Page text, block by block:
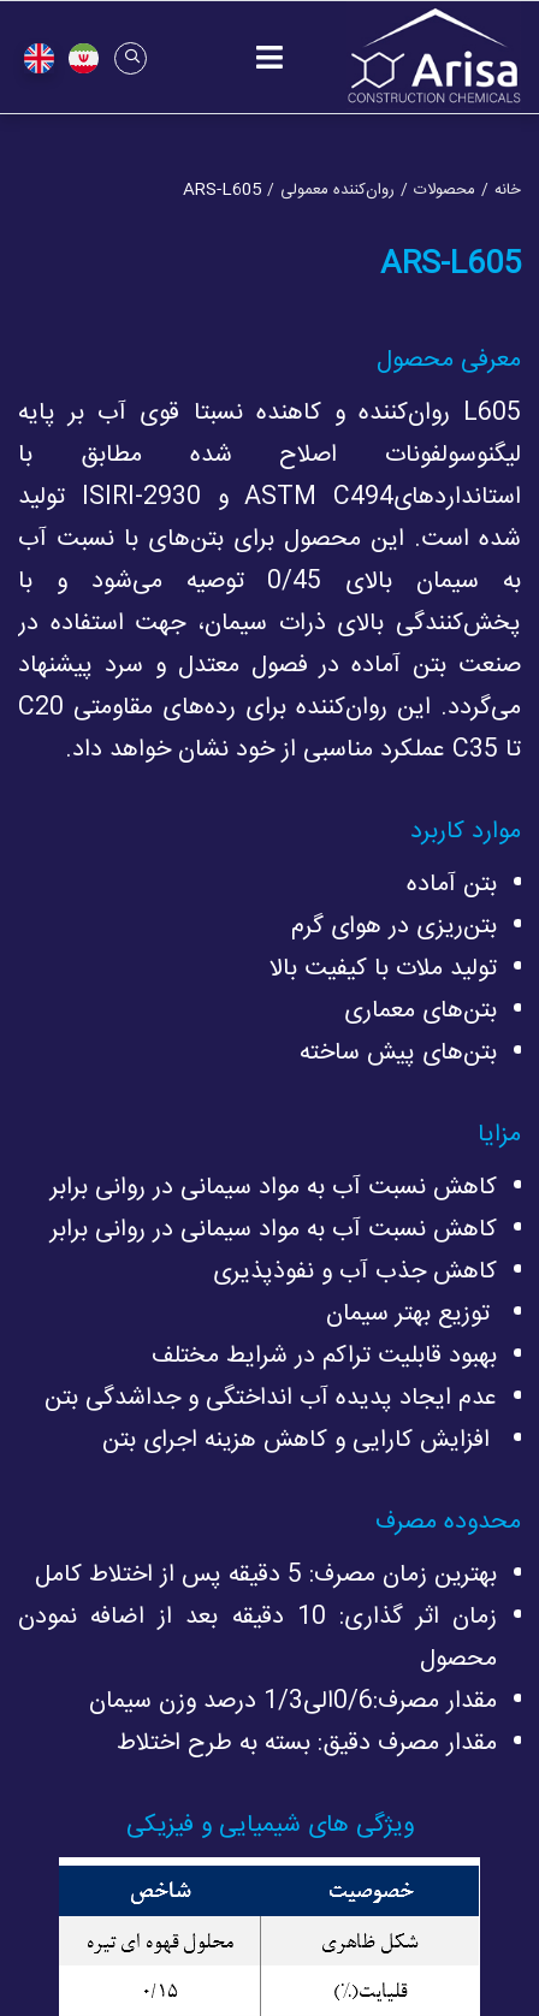
خانه محصولات روان‌کننده معمولی ARS-L605
ARS-L605
معرفى محصول
L605 روان‌کننده و کاهنده نسبتا قوى آب بر پایه
لیگنوسولفونات اصلاح شده مطابق با
استانداردهایASTM C494 و ISIRI-2930 تولید
شده است. این محصول براى بتن‌هاى با نسبت آب
به سیمان بالاى 0/45 توصیه می‌شود و با
پخش‌کنندگى بالاى ذرات سیمان، جهت استفاده در
صنعت بتن آماده در فصول معتدل و سرد پیشنهاد
می‌گردد. این روان‌کننده براى رده‌هاى مقاومتى C20
تا C35 عملکرد مناسبى از خود نشان خواهد داد.
موارد کاربرد
بتن آماده
بتن‌ریزى‌ در هوای گرم
تولید ملات با کیفیت بالا
بتن‌های معماری
بتن‌های پیش ساخته
مزایا
کاهش نسبت آب به مواد سیمانی در روانی برابر
کاهش نسبت آب به مواد سیمانی در روانی برابر
کاهش جذب آب و نفوذپذیری
توزیع بهتر سیمان
بهبود قابلیت تراکم در شرایط مختلف
عدم ایجاد پدیده آب انداختگی و جداشدگی بتن
افزایش کارایی و کاهش هزینه اجرای بتن
محدوده مصرف
بهترین زمان مصرف: 5 دقیقه پس از اختلاط کامل
زمان اثر گذارى: 10 دقیقه بعد از اضافه نمودن
محصول
مقدار مصرف:0/6الی1/3 درصد وزن سیمان
مقدار مصرف دقیق: بسته به طرح اختلاط
ویژگی های شیمیایی و فیزیکی